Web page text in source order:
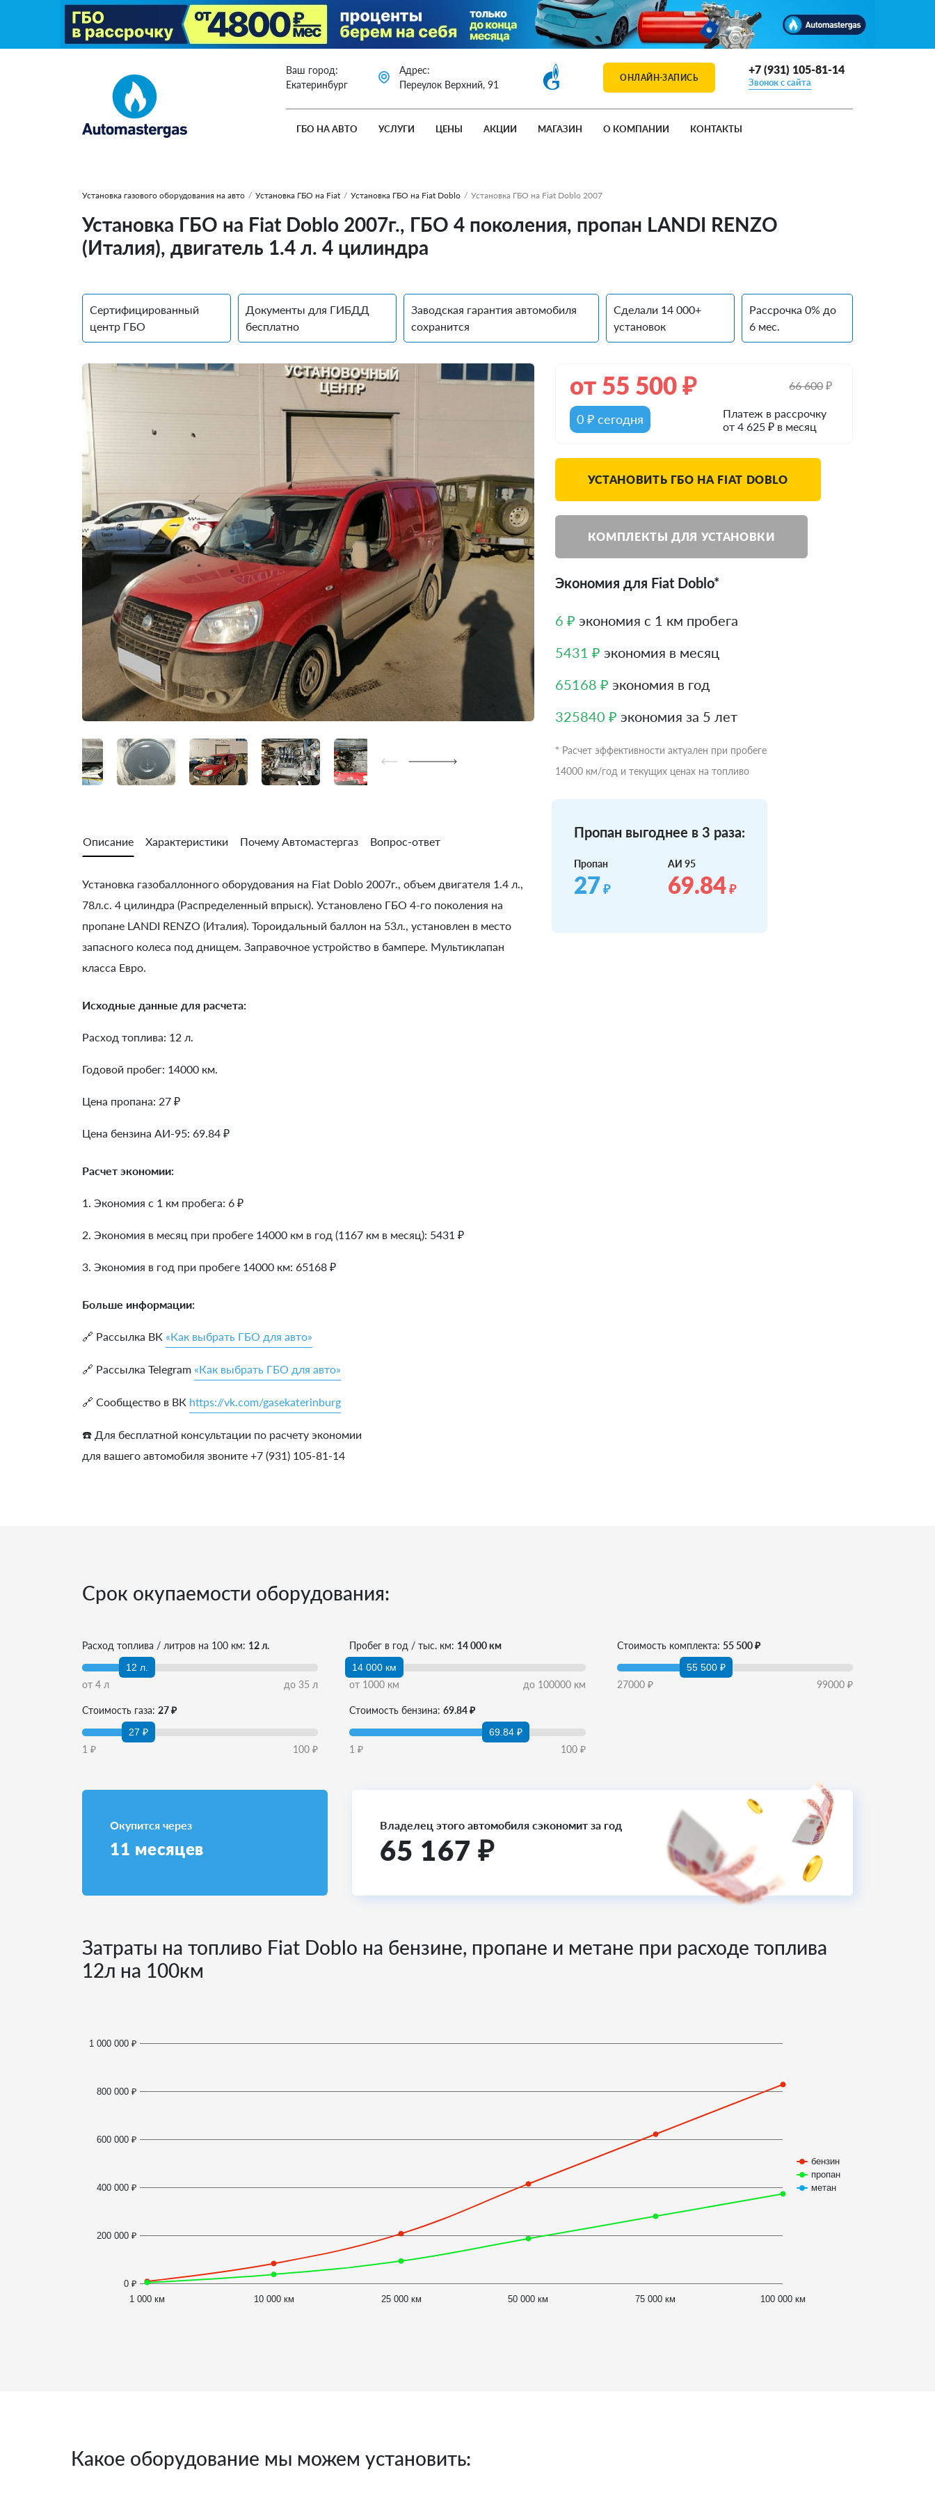
Ваш город:
Екатеринбург
Адрес:
Переулок Верхний, 91
ОНЛАЙН-ЗАПИСЬ
+7 (931) 105-81-14
Звонок с сайта
ГБО НА АВТО УСЛУГИ ЦЕНЫ АКЦИИ МАГАЗИН О КОМПАНИИ КОНТАКТЫ
Установка газового оборудования на авто / Установка ГБО на Fiat / Установка ГБО на Fiat Doblo / Установка ГБО на Fiat Doblo 2007
Установка ГБО на Fiat Doblo 2007г., ГБО 4 поколения, пропан LANDI RENZO
(Италия), двигатель 1.4 л. 4 цилиндра
Сертифицированный
центр ГБО
Документы для ГИБДД
бесплатно
Заводская гарантия автомобиля
сохранится
Сделали 14 000+
установок
Рассрочка 0% до
6 мес.
от 55 500₽ 66 600₽
0 ₽ сегодня
Платеж в рассрочку
от 4 625 ₽ в месяц
УСТАНОВИТЬ ГБО НА FIAT DOBLO
КОМПЛЕКТЫ ДЛЯ УСТАНОВКИ
Экономия для Fiat Doblo*
6 ₽ экономия с 1 км пробега
5431 ₽ экономия в месяц
65168 ₽ экономия в год
325840 ₽ экономия за 5 лет
* Расчет эффективности актуален при пробеге
14000 км/год и текущих ценах на топливо
Описание Характеристики Почему Автомастергаз Вопрос-ответ
Установка газобаллонного оборудования на Fiat Doblo 2007г., объем двигателя 1.4 л.,
78л.с. 4 цилиндра (Распределенный впрыск). Установлено ГБО 4-го поколения на
пропане LANDI RENZO (Италия). Тороидальный баллон на 53л., установлен в место
запасного колеса под днищем. Заправочное устройство в бампере. Мультиклапан
класса Евро.
Исходные данные для расчета:
Расход топлива: 12 л.
Годовой пробег: 14000 км.
Цена пропана: 27 ₽
Цена бензина АИ-95: 69.84 ₽
Расчет экономии:
1. Экономия с 1 км пробега: 6 ₽
2. Экономия в месяц при пробеге 14000 км в год (1167 км в месяц): 5431 ₽
3. Экономия в год при пробеге 14000 км: 65168 ₽
Больше информации:
🔗 Рассылка ВК «Как выбрать ГБО для авто»
🔗 Рассылка Telegram «Как выбрать ГБО для авто»
🔗 Сообщество в ВК https://vk.com/gasekaterinburg
☎️ Для бесплатной консультации по расчету экономии
для вашего автомобиля звоните +7 (931) 105-81-14
Пропан выгоднее в 3 раза:
Пропан
27₽
АИ 95
69.84₽
Срок окупаемости оборудования:
Расход топлива / литров на 100 км: 12 л.
12 л.
от 4 л до35 л
Пробег в год / тыс. км: 14 000 км
14 000 км
от 1000 км до 100000км
Стоимость комплекта: 55 500 ₽
55 500 ₽
27000₽ 99000₽
Стоимость газа: 27 ₽
27 ₽
1 ₽ 100 ₽
Стоимость бензина:69.84 ₽
69.84 ₽
1 ₽ 100₽
Окупится через
11 месяцев
Владелец этого автомобиля сэкономит за год
65 167 ₽
Затраты на топливо Fiat Doblo на бензине, пропане и метане при расходе топлива
12л на 100км
бензин
пропан
метан
1 000 км 10 000 км 25 000 км 50 000 км 75 000 км 100 000 км
0 ₽
200 000 ₽
400 000 ₽
600 000 ₽
800 000 ₽
1 000 000 ₽
Какое оборудование мы можем установить: